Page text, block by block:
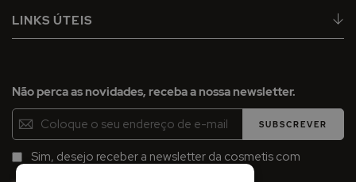
LINKS ÚTEIS
Não perca as novidades, receba a nossa newsletter.
Inscreva-
se
na
Newsletter:
SUBSCREVER
Sim, desejo receber a newsletter da cosmetis com